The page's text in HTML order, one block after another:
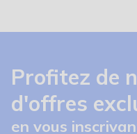
Profitez de
d'offres
en vous